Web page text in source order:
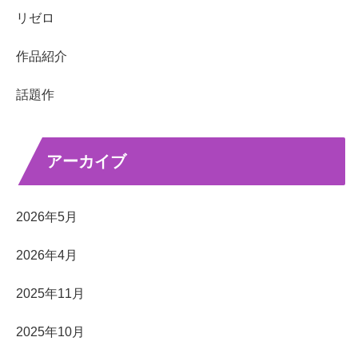
リゼロ
作品紹介
話題作
アーカイブ
2026年5月
2026年4月
2025年11月
2025年10月